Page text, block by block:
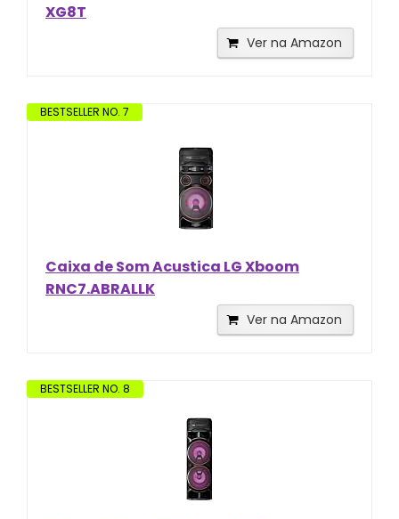
XG8T
Ver na Amazon
BESTSELLER NO. 7
Caixa de Som Acustica LG Xboom
RNC7.ABRALLK
Ver na Amazon
BESTSELLER NO. 8